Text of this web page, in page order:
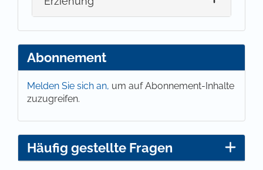
Abonnement
Melden Sie sich an, um auf Abonnement-Inhalte
zuzugreifen.
Häufig gestellte Fragen